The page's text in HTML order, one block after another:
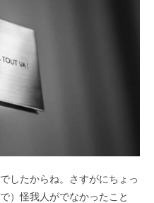
したからね。さすがにちょっ
）怪我人がでなかったこと